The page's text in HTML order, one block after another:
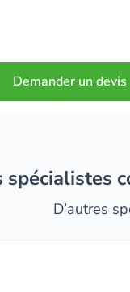
Demander un devis
D’autres